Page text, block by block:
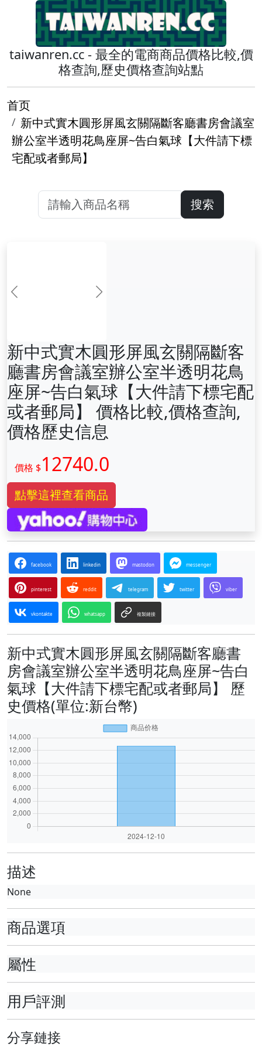
taiwanren.cc - 最全的電商商品價格比較,價
格查詢,歷史價格查詢站點
首页
新中式實木圓形屏風玄關隔斷客廳書房會議室
辦公室半透明花鳥座屏~告白氣球【大件請下標
宅配或者郵局】
搜索
前一张 下一张
新中式實木圓形屏風玄關隔斷客
廳書房會議室辦公室半透明花鳥
座屏~告白氣球【大件請下標宅配
或者郵局】 價格比較,價格查詢,
價格歷史信息
價格 $12740.0
點擊這裡查看商品
facebook linkedin mastodon messenger
pinterest reddit telegram twitter viber
vkontakte whatsapp 複製鏈接
新中式實木圓形屏風玄關隔斷客廳書
房會議室辦公室半透明花鳥座屏~告白
氣球【大件請下標宅配或者郵局】 歷
史價格(單位:新台幣)
描述
None
商品選項
屬性
用戶評測
分享鏈接